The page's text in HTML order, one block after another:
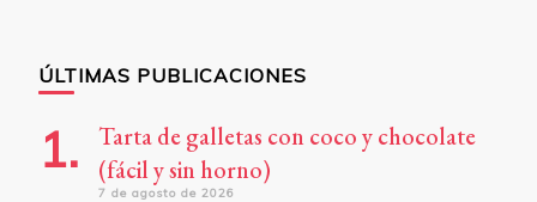
ÚLTIMAS PUBLICACIONES
Tarta de galletas con coco y chocolate
(fácil y sin horno)
7 de agosto de 2026